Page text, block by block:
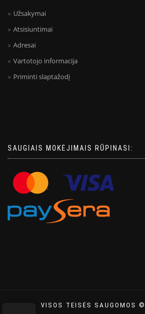
Užsakymai
Atsisiuntimai
Adresai
Vartotojo informacija
Priminti slaptažodį
SAUGIAIS MOKĖJIMAIS RŪPINASI:
VISOS TEISĖS SAUGOMOS